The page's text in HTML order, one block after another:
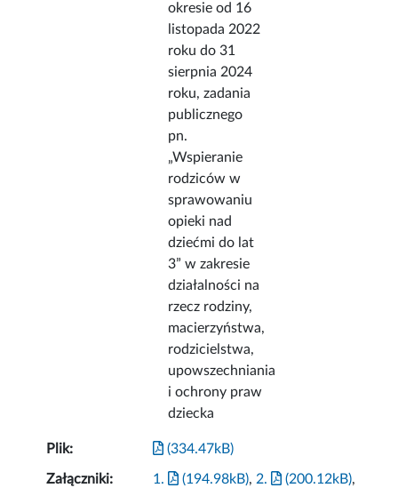
okresie od 16
listopada 2022
roku do 31
sierpnia 2024
roku, zadania
publicznego
pn.
„Wspieranie
rodziców w
sprawowaniu
opieki nad
dziećmi do lat
3” w zakresie
działalności na
rzecz rodziny,
macierzyństwa,
rodzicielstwa,
upowszechniania
i ochrony praw
dziecka
Plik: (334.47kB)
Załączniki: 1. (194.98kB), 2. (200.12kB),